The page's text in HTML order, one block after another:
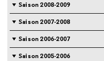
Saison 2008-2009
Saison 2007-2008
Saison 2006-2007
Saison 2005-2006